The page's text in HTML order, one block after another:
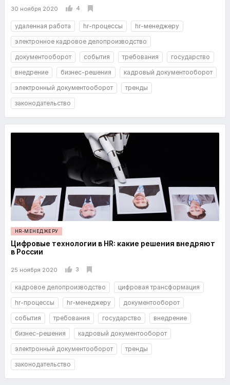
30 ноября 2020 4
удаленная работа hr-процессы
hr-менеджеру
электронное кадровое делопроизводство
документооборот
события требования
государство
внедрение
бизнес-решения
кадровый документооборот
электронный документооборот
тренды
законодательство
HR-МЕНЕДЖЕРУ
Цифровые технологии в HR: какие решения внедряют
в России
25 ноября 2020 3
кадровое делопроизводство
цифровая трансформация
hr-процессы
hr-менеджеру
документооборот
события
требования государство
внедрение
бизнес-решения
кадровый документооборот
электронный документооборот
тренды
законодательство